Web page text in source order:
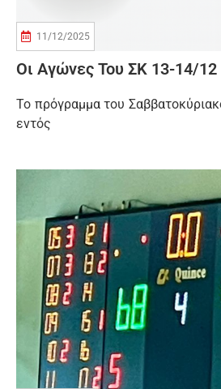
11/12/2025
Οι Αγώνες Του ΣΚ 13-14/12
Το πρόγραμμα του
εντός